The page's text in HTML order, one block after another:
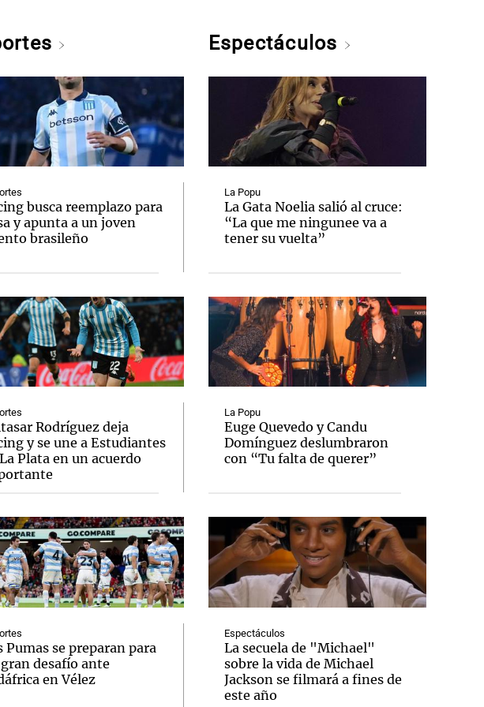
busca reemplazo para
y apunta a un joven
brasileño
Rodríguez deja
y se une a Estudiantes
Plata en un acuerdo
Pumas se preparan para
desafío ante
en Vélez
Espectáculos
La Popu
La Gata Noelia salió al cruce:
“La que me ningunee va a
tener su vuelta”
La Popu
Euge Quevedo y Candu
Domínguez deslumbraron
con “Tu falta de querer”
Espectáculos
La secuela de "Michael"
sobre la vida de Michael
Jackson se filmará a fines de
este año
Notas
Cadena 3 en Groenlandia
Notas